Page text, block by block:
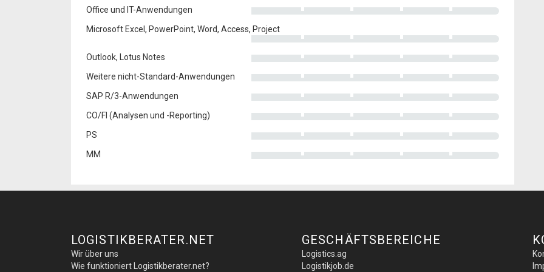
Office und IT-Anwendungen
Microsoft Excel, PowerPoint, Word, Access, Project
Outlook, Lotus Notes
Weitere nicht-Standard-Anwendungen
SAP R/3-Anwendungen
CO/FI (Analysen und -Reporting)
PS
MM
LOGISTIKBERATER.NET
Wir über uns
Wie funktioniert Logistikberater.net?
GESCHÄFTSBEREICHE
Logistics.ag
Logistikjob.de